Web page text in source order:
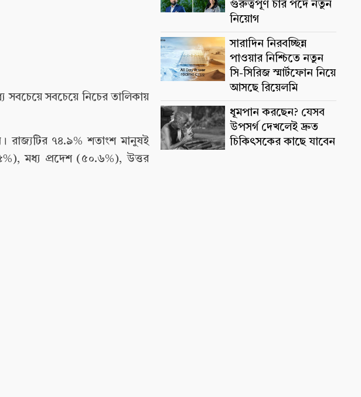
সবচেয়ে সবচেয়ে নিচের তালিকায়
রাজ্যটির ৭৪.৯% শতাংশ মানুষই
মধ্য প্রদেশ (৫০.৬%), উত্তর
গুরুত্বপূর্ণ চার পদে নতুন
নিয়োগ
সারাদিন নিরবচ্ছিন্ন
পাওয়ার নিশ্চিতে নতুন
সি-সিরিজ স্মার্টফোন নিয়ে
আসছে রিয়েলমি
ধূমপান করছেন? যেসব
উপসর্গ দেখলেই দ্রুত
চিকিৎসকের কাছে যাবেন